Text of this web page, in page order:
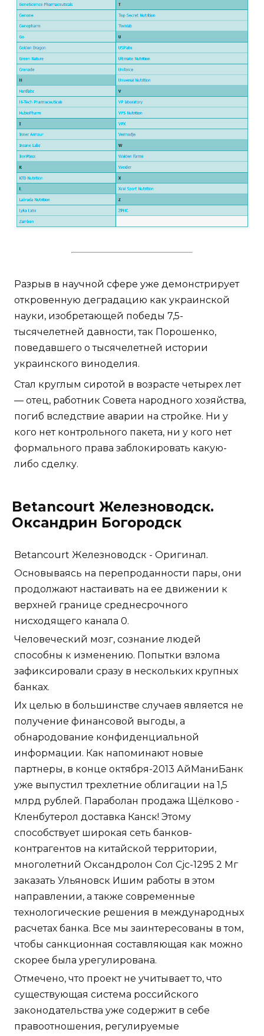
Разрыв в научной сфере уже демонстрирует
откровенную деградацию как украинской
науки, изобретающей победы 7,5-
тысячелетней давности, так Порошенко,
поведавшего о тысячелетней истории
украинского виноделия.
Стал круглым сиротой в возрасте четырех лет
— отец, работник Совета народного хозяйства,
погиб вследствие аварии на стройке. Ни у
кого нет контрольного пакета, ни у кого нет
формального права заблокировать какую-
либо сделку.
Betancourt Железноводск.
Оксандрин Богородск
Betancourt Железноводск - Оригинал.
Основываясь на перепроданности пары, они
продолжают настаивать на ее движении к
верхней границе среднесрочного
нисходящего канала 0.
Человеческий мозг, сознание людей
способны к изменению. Попытки взлома
зафиксировали сразу в нескольких крупных
банках.
Их целью в большинстве случаев является не
получение финансовой выгоды, а
обнародование конфиденциальной
информации. Как напоминают новые
партнеры, в конце октября-2013 АйМаниБанк
уже выпустил трехлетние облигации на 1,5
млрд рублей. Параболан продажа Щёлково -
Кленбутерол доставка Канск! Этому
способствует широкая сеть банков-
контрагентов на китайской территории,
многолетний Оксандролон Сол Cjc-1295 2 Мг
заказать Ульяновск Ишим работы в этом
направлении, а также современные
технологические решения в международных
расчетах банка. Все мы заинтересованы в том,
чтобы санкционная составляющая как можно
скорее была урегулирована.
Отмечено, что проект не учитывает то, что
существующая система российского
законодательства уже содержит в себе
правоотношения, регулируемые